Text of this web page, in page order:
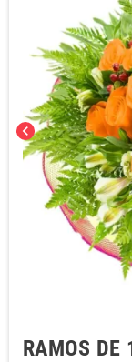
chevron_left
RAMOS DE